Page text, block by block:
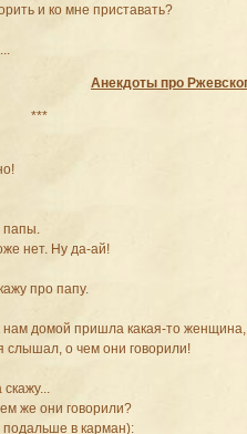
и ко мне приставать?
Анекдоты про
***
папы.
нет. Ну да-ай!
про папу.
нам домой пришла какая-то
слышал, о чем они говорили!
же они говорили?
подальше в карман):